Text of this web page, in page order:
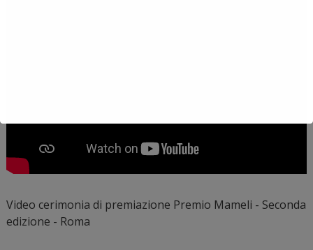
Video cerimonia di premiazione Premio Mameli - Seconda
edizione - Roma